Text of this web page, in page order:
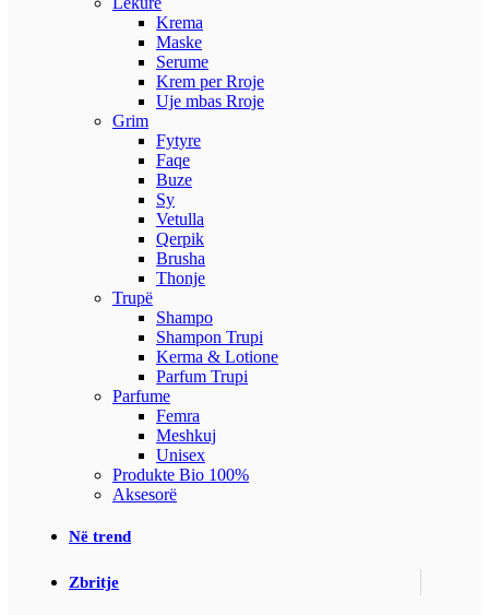
Krema
Maske
Serume
Krem per Rroje
Uje mbas Rroje
Grim
Fytyre
Faqe
Buze
Sy
Vetulla
Qerpik
Brusha
Thonje
Trupë
Shampo
Shampon Trupi
Kerma & Lotione
Parfum Trupi
Parfume
Femra
Meshkuj
Unisex
Produkte Bio 100%
Aksesorë
Në trend
Zbritje